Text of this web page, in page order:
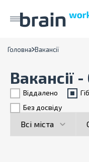
Головна Вакансії
Вакансії
Віддалено
Без досвіду